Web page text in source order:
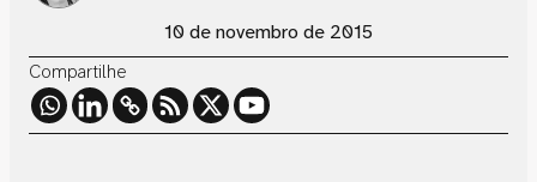
10 de novembro de 2015
Compartilhe